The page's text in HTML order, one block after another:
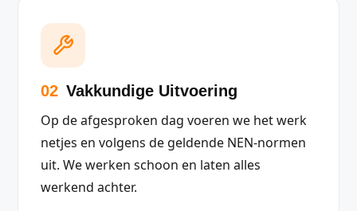
02 Vakkundige Uitvoering
Op de afgesproken dag voeren we het werk
netjes en volgens de geldende NEN-normen
uit. We werken schoon en laten alles
werkend achter.